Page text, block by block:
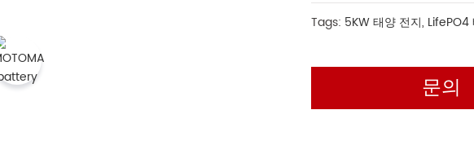
Tags: 5KW 태양 전지,
문의